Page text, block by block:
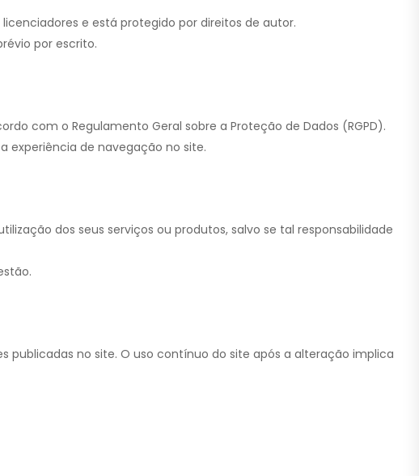
e está protegido por direitos de autor.
por escrito.
com o Regulamento Geral sobre a Proteção de Dados (RGPD).
experiência de navegação no site.
dos seus serviços ou produtos, salvo se tal responsabilidade
publicadas no site. O uso contínuo do site após a alteração implica